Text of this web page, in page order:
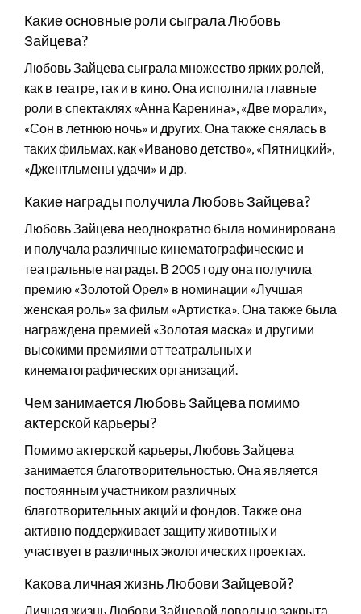
Какие основные роли сыграла Любовь
Зайцева?
Любовь Зайцева сыграла множество ярких ролей,
как в театре, так и в кино. Она исполнила главные
роли в спектаклях «Анна Каренина», «Две морали»,
«Сон в летнюю ночь» и других. Она также снялась в
таких фильмах, как «Иваново детство», «Пятницкий»,
«Джентльмены удачи» и др.
Какие награды получила Любовь Зайцева?
Любовь Зайцева неоднократно была номинирована
и получала различные кинематографические и
театральные награды. В 2005 году она получила
премию «Золотой Орел» в номинации «Лучшая
женская роль» за фильм «Артистка». Она также была
награждена премией «Золотая маска» и другими
высокими премиями от театральных и
кинематографических организаций.
Чем занимается Любовь Зайцева помимо
актерской карьеры?
Помимо актерской карьеры, Любовь Зайцева
занимается благотворительностью. Она является
постоянным участником различных
благотворительных акций и фондов. Также она
активно поддерживает защиту животных и
участвует в различных экологических проектах.
Какова личная жизнь Любови Зайцевой?
Личная жизнь Любови Зайцевой довольно закрыта